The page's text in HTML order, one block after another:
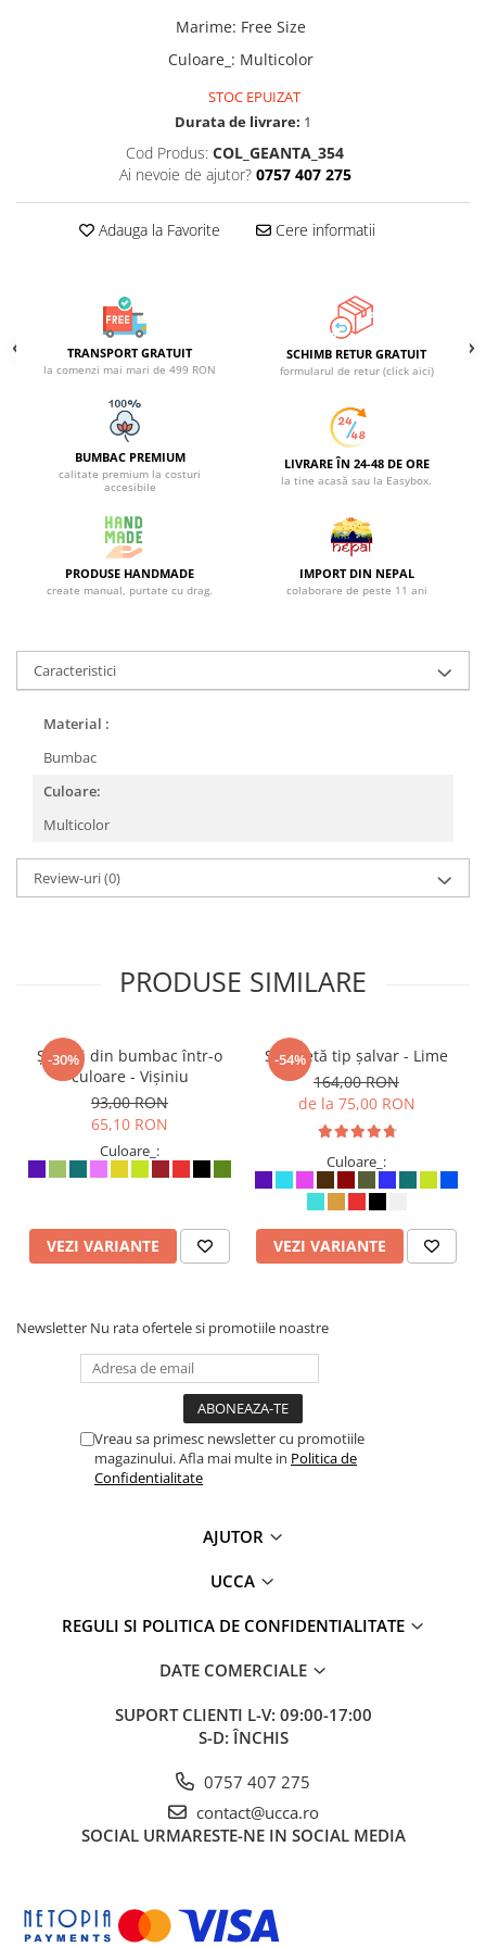
Jambiere din Lână
Eșarfe Cașmir
Marime: Free Size
Culoare_ : Multicolor
STOC EPUIZAT
Durata de livrare: 1
Cod Produs: COL_GEANTA_354
Ai nevoie de ajutor? 0757 407 275
Adauga la Favorite Cere informatii
TRANSPORT GRATUIT
la comenzi mai mari de 499 RON
SCHIMB RETUR GRATUIT
formularul de retur (click aici)
BUMBAC PREMIUM
calitate premium la costuri
accesibile
LIVRARE ÎN 24-48 DE ORE
la tine acasă sau la Easybox.
PRODUSE HANDMADE
create manual, purtate cu drag.
IMPORT DIN NEPAL
colaborare de peste 11 ani
Caracteristici
Material :
Bumbac
Culoare:
Multicolor
Review-uri(0)
PRODUSE SIMILARE
-30%
Șalvari din bumbac într-o
culoare - Vișiniu
93,00 RON
65,10 RON
Culoare_:
VEZI VARIANTE
-54%
Salopetă tip șalvar - Lime
164,00 RON
de la 75,00 RON
Culoare_:
VEZI VARIANTE
Newsletter Nu rata ofertele si promotiile noastre
Vreau sa primesc newsletter cu promotiile
magazinului. Afla mai multe in Politica de
Confidentialitate
AJUTOR
UCCA
REGULI SI POLITICA DE CONFIDENTIALITATE
DATE COMERCIALE
SUPORT CLIENTI L-V: 09:00-17:00
S-D: ÎNCHIS
0757 407 275
contact@ucca.ro
SOCIAL URMARESTE-NE IN SOCIAL MEDIA